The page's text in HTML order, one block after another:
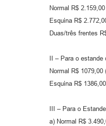
Normal R$
Esquina R$
Duas/três frentes
II – Para o
Normal R$
Esquina R$
III – Para o
a) Normal R$